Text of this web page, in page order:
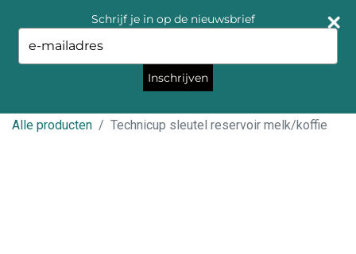
Alle producten Technicup sleutel reservoir melk/koffie
Schrijf je in op de nieuwsbrief
your
email
Inschrijven